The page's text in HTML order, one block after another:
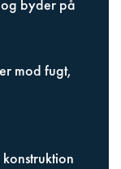
byder på
mod fugt,